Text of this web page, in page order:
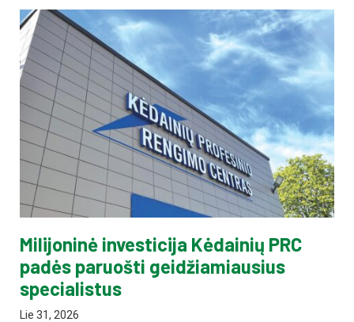
Milijoninė investicija Kėdainių PRC
padės paruošti geidžiamiausius
specialistus
Lie 31, 2026